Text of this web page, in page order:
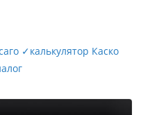
✓калькулятор Каско